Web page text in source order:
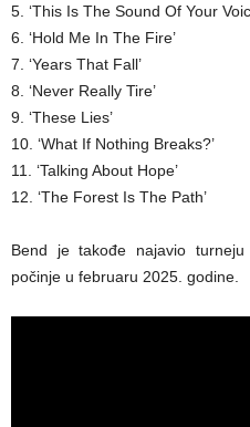
5. ‘This Is The Sound Of Your
6. ‘Hold Me In The Fire’
7. ‘Years That Fall’
8. ‘Never Really Tire’
9. ‘These Lies’
10. ‘What If Nothing Breaks?’
11. ‘Talking About Hope’
12. ‘The Forest Is The Path’
Bend je takođe najavio
počinje u februaru 2025. godine.